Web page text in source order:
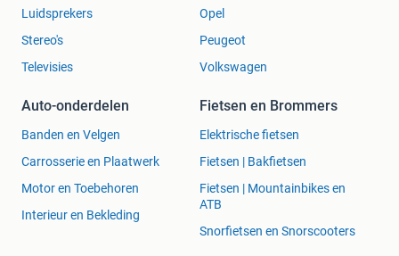
Luidsprekers
Stereo's
Televisies
Opel
Peugeot
Volkswagen
Auto-onderdelen
Banden en Velgen
Carrosserie en Plaatwerk
Motor en Toebehoren
Interieur en Bekleding
Fietsen en Brommers
Elektrische fietsen
Fietsen | Bakfietsen
Fietsen | Mountainbikes en
ATB
Snorfietsen en Snorscooters